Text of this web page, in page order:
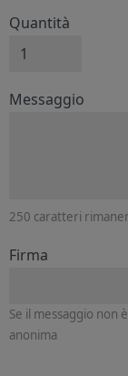
Quantità
Messaggio
Messaggio
250 caratteri
Firma
Se il messaggio non
anonima